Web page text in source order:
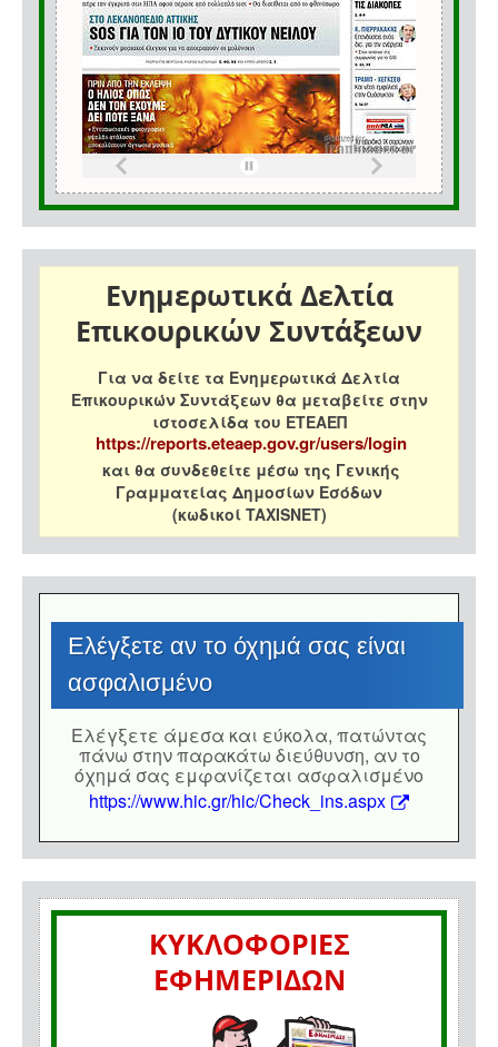
Ενημερωτικά Δελτία
Επικουρικών Συντάξεων
Για να δείτε τα Ενημερωτικά Δελτία
Επικουρικών Συντάξεων θα μεταβείτε στην
ιστοσελίδα του ΕΤΕΑΕΠ
https://reports.eteaep.gov.gr/users/login
και θα συνδεθείτε μέσω της Γενικής
Γραμματείας Δημοσίων Εσόδων
(κωδικοί TAXISNET)
Eλέγξετε αν το όχημά σας είναι
ασφαλισμένο
Eλέγξετε άμεσα και εύκολα, πατώντας
πάνω στην παρακάτω διεύθυνση, αν το
όχημά σας εμφανίζεται ασφαλισμένο
https://www.hic.gr/hic/Check_ins.aspx
ΚΥΚΛΟΦΟΡΙΕΣ
ΕΦΗΜΕΡΙΔΩΝ